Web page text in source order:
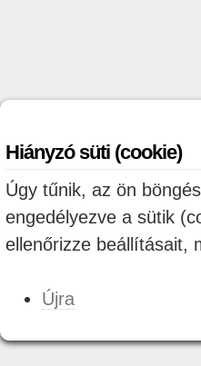
Hiányzó süti (cookie)
Úgy tűnik, az ön
engedélyezve a sütik
ellenőrizze beállításait,
Újra